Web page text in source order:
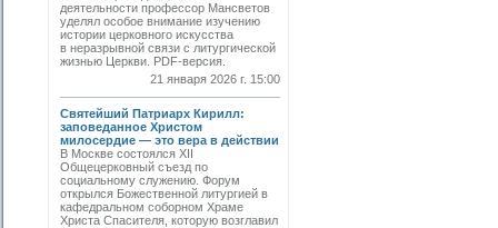
деятельности профессор Мансветов
уделял особое внимание изучению
истории церковного искусства
в неразрывной связи с литургической
жизнью Церкви. PDF-версия.
21 января 2026 г. 15:00
Святейший Патриарх Кирилл:
заповеданное Христом
милосердие — это вера в действии
В Москве состоялся XII
Общецерковный съезд по
социальному служению. Форум
открылся Божественной литургией в
кафедральном соборном Храме
Христа Спасителя, которую возглавил